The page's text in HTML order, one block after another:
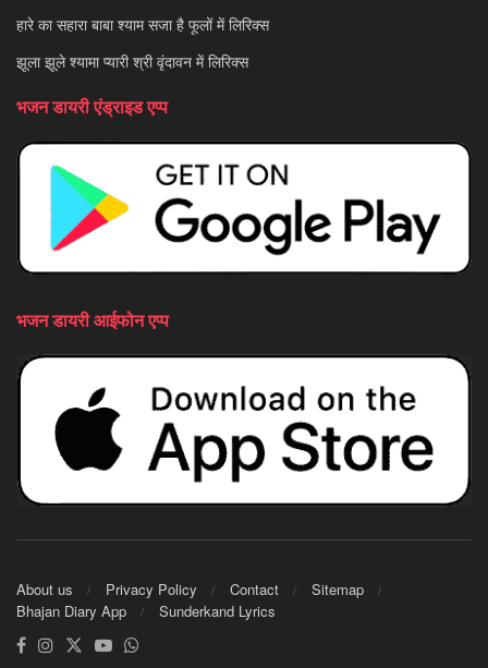
हारे का सहारा बाबा श्याम सजा है फूलों में लिरिक्स
झूला झूले श्यामा प्यारी श्री वृंदावन में लिरिक्स
भजन डायरी एंड्राइड एप्प
भजन डायरी आईफोन एप्प
About us Privacy Policy Contact
Sitemap
Bhajan Diary App
Sunderkand Lyrics